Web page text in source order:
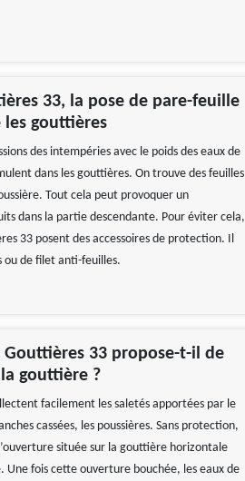
33, la pose de pare-feuille
les gouttières
des intempéries avec le poids des eaux de
dans les gouttières. On trouve des feuilles
Tout cela peut provoquer un
dans la partie descendante. Pour éviter cela,
33 posent des accessoires de protection. Il
ou de filet anti-feuilles.
Gouttières 33 propose-t-il de
gouttière ?
facilement les saletés apportées par le
cassées, les poussières. Sans protection,
située sur la gouttière horizontale
fois cette ouverture bouchée, les eaux de